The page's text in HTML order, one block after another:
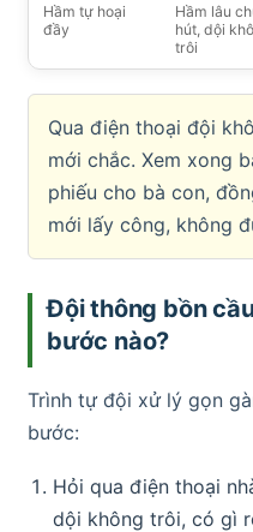
Hầm tự hoại
đầy
Hầm lâu
hút, dội
trôi
Qua điện thoại đội
mới chắc. Xem xong
phiếu cho bà con,
mới lấy công, không
Đội thông bồn
bước nào?
Trình tự đội xử lý gọn
bước:
Hỏi qua điện thoại
dội không trôi, có gì